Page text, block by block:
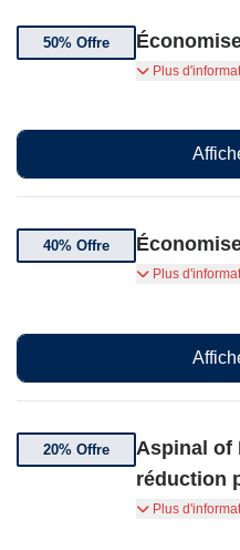
50% Offre
Bénéficiez de
sélection
Plus
40% Offre
Bénéficiez de
sélection
Plus
20% Offre
Aspinal of
réduction
Parrainez un
réduction sur
Plus